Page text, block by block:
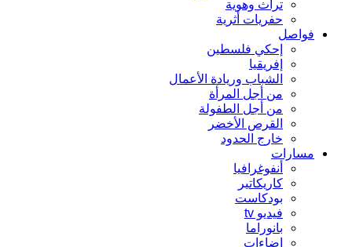
تراث وهوية
حفريات أثرية
فواصل
إحكي فلسطين
إفريقيا
الشباب وريادة الأعمال
من أجل المرأة
من أجل الطفولة
القرص الأخضر
خارج الحدود
مسارات
أنفوغرافيا
كاريكاتير
بودكاست
فيديو tv
بانوراما
إضاءات